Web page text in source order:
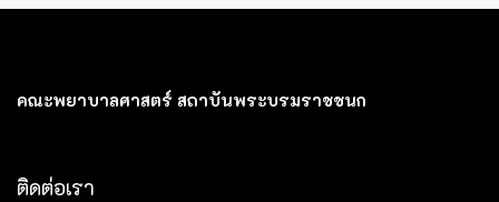
คณะพยาบาลศาสตร์ สถาบันพระบรมราชชนก
ติดต่อเรา